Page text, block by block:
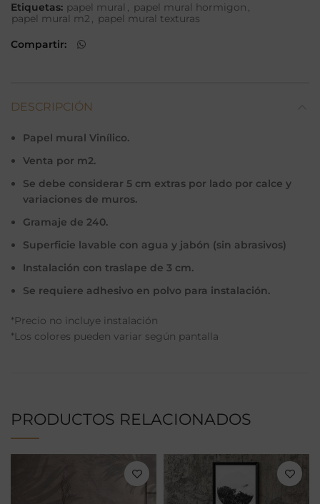
Etiquetas: papel mural , papel mural hormigon ,
papel mural m2 , papel mural texturas
Compartir
DESCRIPCIÓN
Papel mural Vinílico.
Venta por m2.
Se debe considerar 5 cm extras por lado por calce y
variaciones de muros.
Gramaje de 240.
Superficie lavable con agua y jabón (sin abrasivos)
Instalación con traslape de 3 cm.
Se requiere adhesivo en polvo para instalación.
*Precio no incluye instalación
*Los colores pueden variar según pantalla
PRODUCTOS RELACIONADOS